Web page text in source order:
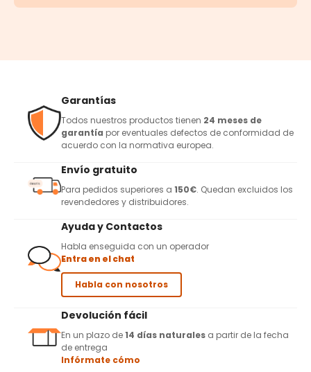
Garantías
Todos nuestros productos tienen 24 meses de
garantía por eventuales defectos de conformidad de
acuerdo con la normativa europea.
Envío gratuito
Para pedidos superiores a 150€. Quedan excluidos los
revendedores y distribuidores.
Ayuda y Contactos
Habla enseguida con un operador
Entra en el chat
Habla con nosotros
Devolución fácil
En un plazo de14 días naturales a partir de la fecha
de entrega
Infórmate cómo